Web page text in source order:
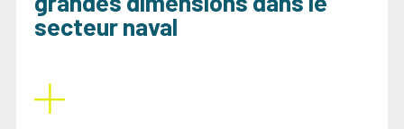
secteur naval